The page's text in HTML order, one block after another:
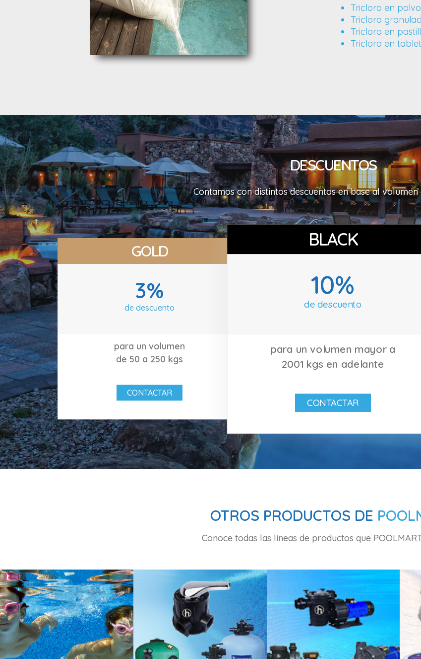
Tricloro en polvo
Tricloro
Tricloro en
Tricloro en
DESCUENTOS
Contamos con distintos descuentos en base al volumen
GOLD
3%
de descuento
para un volumen
de 50 a 250 kgs
CONTACTAR
BLACK
10%
de descuento
para un volumen mayor a
2001 kgs en adelante
CONTACTAR
OTROS PRODUCTOS DE
Conoce todas las líneas de productos que